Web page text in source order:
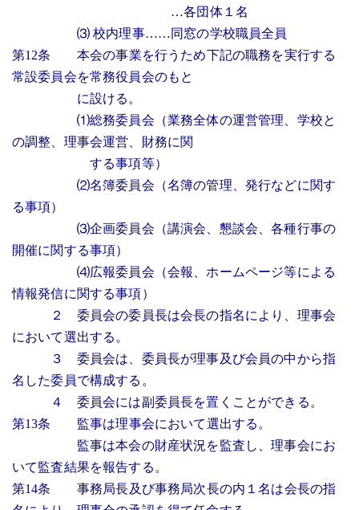
…各団体１名
⑶ 校内理事……同窓の学校職員全員
第12条 本会の事業を行うため下記の職務を実行する
常設委員会を常務役員会のもと
に設ける。
⑴総務委員会（業務全体の運営管理、学校と
の調整、理事会運営、財務に関
する事項等）
⑵名簿委員会（名簿の管理、発行などに関す
る事項）
⑶企画委員会（講演会、懇談会、各種行事の
開催に関する事項）
⑷広報委員会（会報、ホームページ等による
情報発信に関する事項）
２ 委員会の委員長は会長の指名により、理事会
において選出する。
３ 委員会は、委員長が理事及び会員の中から指
名した委員で構成する。
４ 委員会には副委員長を置くことができる。
第13条 監事は理事会において選出する。
監事は本会の財産状況を監査し、理事会にお
いて監査結果を報告する。
第14条 事務局長及び事務局次長の内１名は会長の指